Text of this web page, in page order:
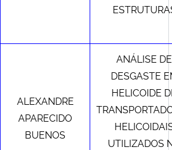
ALEXANDRE
APARECIDO
BUENOS
ANÁLISE DE
DESGASTE
HELICOIDE
UTILIZADOS